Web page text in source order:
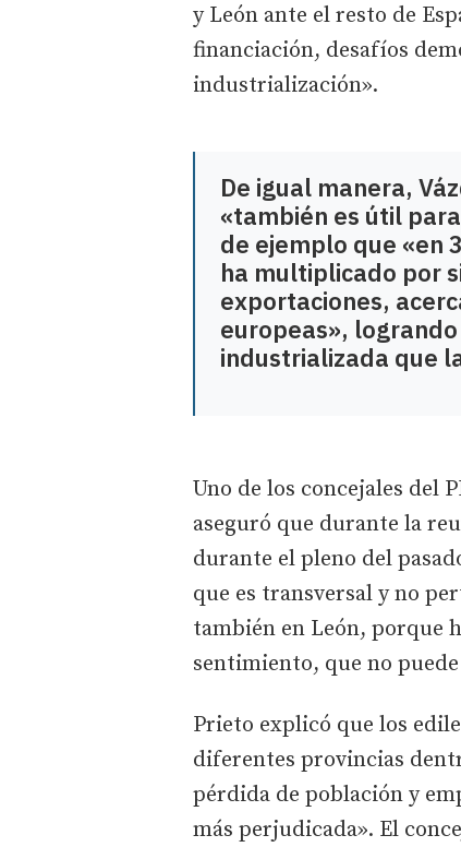
y León ante el resto de
financiación, desafíos
industrialización».
De igual manera,
«también es útil
de ejemplo que «en
ha multiplicado por
exportaciones,
europeas»,
industrializada que
Uno de los concejales del
aseguró que durante la
durante el pleno del
que es transversal y no
también en León, porque
sentimiento, que no
Prieto explicó que los
diferentes provincias
pérdida de población y
más perjudicada». El